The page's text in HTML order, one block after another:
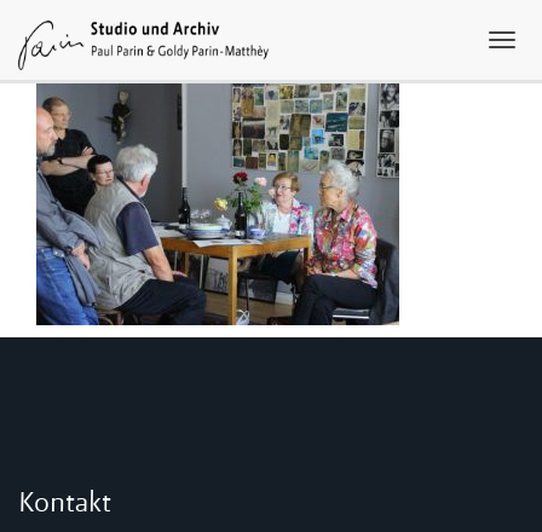
Kontakt